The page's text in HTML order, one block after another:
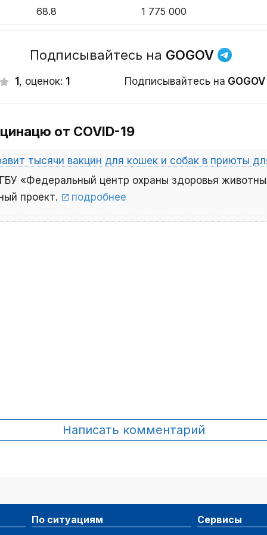
68.8 1 775 000
76.3 1 638 337
64.7 1 334 213
56.9
55.8 1 738 000
74.6 1 585 000
45.5 1 112 896
53.5 900 000
Подписывайтесь на GOGOV
1 , оценок: 1 Подписывайтесь на GOGOV
от COVID-19
тысячи вакцин для кошек и собак в приюты
«Федеральный центр охраны здоровья
проект.
подробнее
Написать комментарий
По ситуациям Сервисы